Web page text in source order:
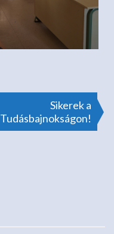
Sikerek a
Tudásbajnokságon!